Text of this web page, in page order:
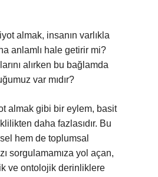
almak, insanın varlıkla
anlamlı hale getirir mi?
alırken bu bağlamda
var mıdır?
almak gibi bir eylem, basit
daha fazlasıdır. Bu
hem de toplumsal
sorgulamamıza yol açan,
ve ontolojik derinliklere